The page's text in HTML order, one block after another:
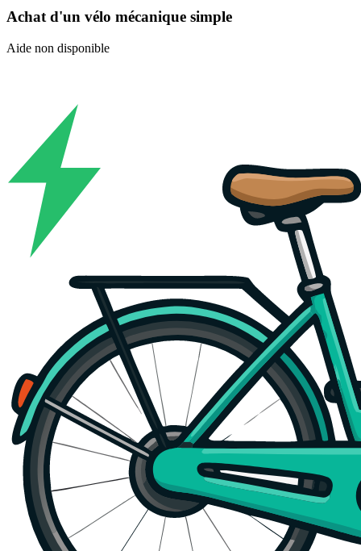
Achat d'un vélo mécanique simple
Aide non disponible